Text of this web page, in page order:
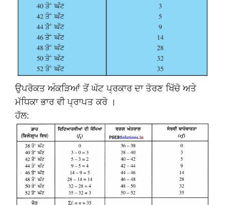
ਉਪਰੋਕਤ ਅੰਕੜਿਆਂ ਤੋਂ ਘੱਟ ਪ੍ਰਕਾਰ ਦਾ ਤੋਰਣ ਖਿੱਚੋ ਅਤੇ
ਮੱਧਿਕਾ ਭਾਰ ਵੀ ਪ੍ਰਾਪਤ ਕਰੋ ।
ਹੱਲ: